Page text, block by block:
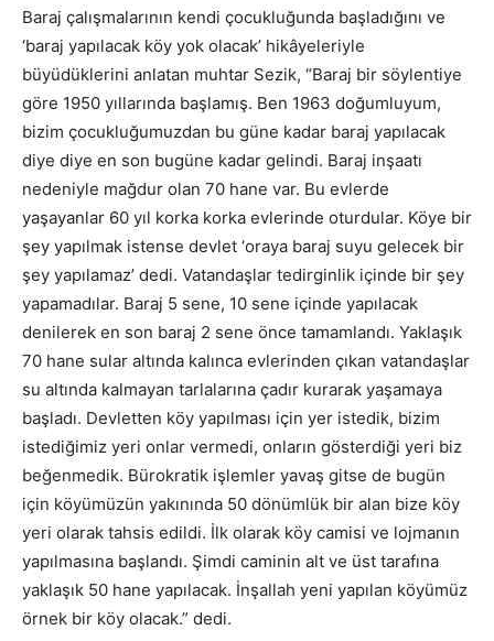
Baraj çalışmalarının kendi çocukluğunda başladığını ve
‘baraj yapılacak köy yok olacak’ hikâyeleriyle
büyüdüklerini anlatan muhtar Sezik, “Baraj bir söylentiye
göre 1950 yıllarında başlamış. Ben 1963 doğumluyum,
bizim çocukluğumuzdan bu güne kadar baraj yapılacak
diye diye en son bugüne kadar gelindi. Baraj inşaatı
nedeniyle mağdur olan 70 hane var. Bu evlerde
yaşayanlar 60 yıl korka korka evlerinde oturdular. Köye bir
şey yapılmak istense devlet ‘oraya baraj suyu gelecek bir
şey yapılamaz’ dedi. Vatandaşlar tedirginlik içinde bir şey
yapamadılar. Baraj 5 sene, 10 sene içinde yapılacak
denilerek en son baraj 2 sene önce tamamlandı. Yaklaşık
70 hane sular altında kalınca evlerinden çıkan vatandaşlar
su altında kalmayan tarlalarına çadır kurarak yaşamaya
başladı. Devletten köy yapılması için yer istedik, bizim
istediğimiz yeri onlar vermedi, onların gösterdiği yeri biz
beğenmedik. Bürokratik işlemler yavaş gitse de bugün
için köyümüzün yakınında 50 dönümlük bir alan bize köy
yeri olarak tahsis edildi. İlk olarak köy camisi ve lojmanın
yapılmasına başlandı. Şimdi caminin alt ve üst tarafına
yaklaşık 50 hane yapılacak. İnşallah yeni yapılan köyümüz
örnek bir köy olacak.” dedi.